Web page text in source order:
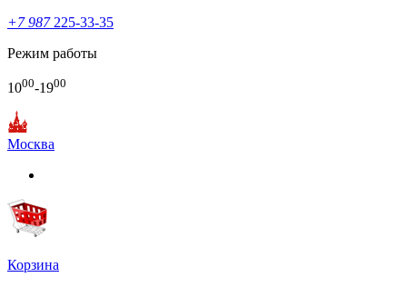
+7 987225-33-35
Режим работы
1000-1900
Москва
Корзина